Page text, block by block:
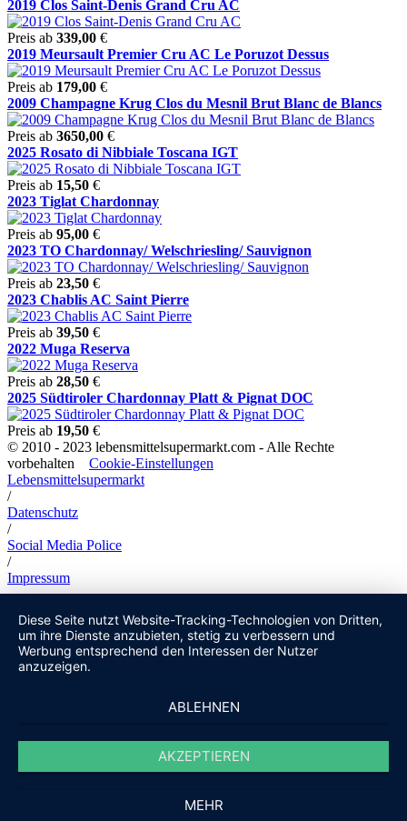
2019 Clos Saint-Denis Grand Cru AC
Preis ab 339,00 €
2019 Meursault Premier Cru AC Le Poruzot Dessus
Preis ab 179,00 €
2009 Champagne Krug Clos du Mesnil Brut Blanc de Blancs
Preis ab 3650,00 €
2025 Rosato di Nibbiale Toscana IGT
Preis ab 15,50 €
2023 Tiglat Chardonnay
Preis ab 95,00 €
2023 TO Chardonnay/ Welschriesling/ Sauvignon
Preis ab 23,50 €
2023 Chablis AC Saint Pierre
Preis ab 39,50 €
2022 Muga Reserva
Preis ab 28,50 €
2025 Südtiroler Chardonnay Platt & Pignat DOC
Preis ab 19,50 €
© 2010 - 2023 lebensmittelsupermarkt.com - Alle Rechte
vorbehalten Cookie-Einstellungen
Lebensmittelsupermarkt
/
Datenschutz
/
Social Media Police
/
Impressum
Diese Seite nutzt Website-Tracking-Technologien von Dritten,
um ihre Dienste anzubieten, stetig zu verbessern und
Werbung entsprechend den Interessen der Nutzer
anzuzeigen.
ABLEHNEN
AKZEPTIEREN
MEHR